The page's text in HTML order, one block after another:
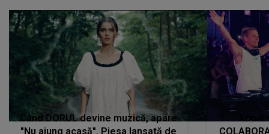
Când DORUL devine muzică, apare
"Nu ajung acasă". Piesa lansată de